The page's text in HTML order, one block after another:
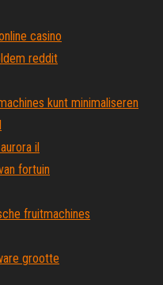
casino
reddit
kunt minimaliseren
il
fortuin
fruitmachines
grootte